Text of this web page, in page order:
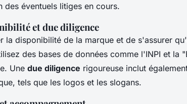
des éventuels litiges en cours.
et due diligence
la disponibilité de la marque et de s'assurer
des bases de données comme l'INPI et la
Une due diligence rigoureuse inclut
tels que les logos et les slogans.